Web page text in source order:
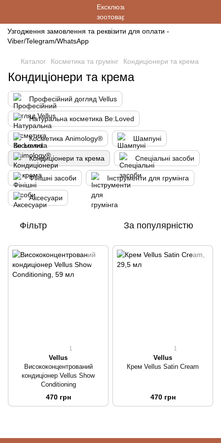
Узгодження замовлення та реквізити для оплати -
Viber/Telegram/WhatsApp
Каталог Косметика та грумінг Кондиціонери та крема
Кондиціонери та крема
Професійний догляд Vellus
Натуральна косметика Be:Loved
Косметика Animology® Шампуні
Кондиціонери та крема Спеціальні засоби
Фінішні засоби Інструменти для грумінга
Аксесуари
Фільтр За популярністю
1
Vellus
Висококонцентрований
кондиціонер Vellus Show
Conditioning
470 грн
1
Vellus
Крем Vellus Satin Cream
470 грн